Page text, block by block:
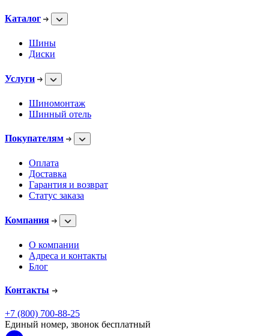
Каталог
Шины
Диски
Услуги
Шиномонтаж
Шинный отель
Покупателям
Оплата
Доставка
Гарантия и возврат
Статус заказа
Компания
О компании
Адреса и контакты
Блог
Контакты
+7 (800) 700-88-25
Единый номер, звонок бесплатный